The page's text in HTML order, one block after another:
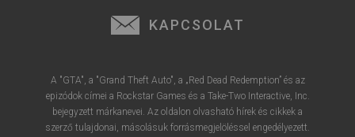
KAPCSOLAT
A "GTA", a "Grand Theft Auto", a „Red Dead Redemption” és az
epizódok címei a Rockstar Games és a Take-Two Interactive, Inc.
bejegyzett márkanevei. Az oldalon olvasható hírek és cikkek a
szerző tulajdonai, másolásuk forrásmegjelöléssel engedélyezett.